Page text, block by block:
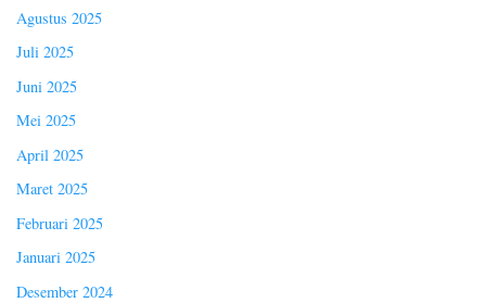
Agustus 2025
Juli 2025
Juni 2025
Mei 2025
April 2025
Maret 2025
Februari 2025
Januari 2025
Desember 2024